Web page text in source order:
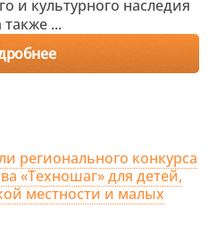
и культурного наследия
...
регионального конкурса
«Техношаг» для детей,
местности и малых